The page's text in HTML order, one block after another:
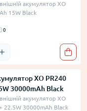
акумулятор XO
15W Black
0
XO PR240
30000mAh Black
акумулятор XO
22.5W 30000mAh Black